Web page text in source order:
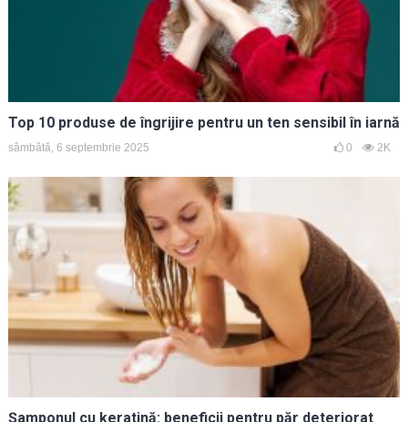
Top 10 produse de îngrijire pentru un ten sensibil în iarnă
sâmbătă, 6 septembrie 2025 0 2K
Șamponul cu keratină: beneficii pentru păr deteriorat